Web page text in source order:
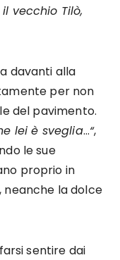
vecchio Tilò,
davanti alla
per non
del pavimento.
lei è sveglia…“,
le sue
proprio in
neanche la dolce
sentire dai